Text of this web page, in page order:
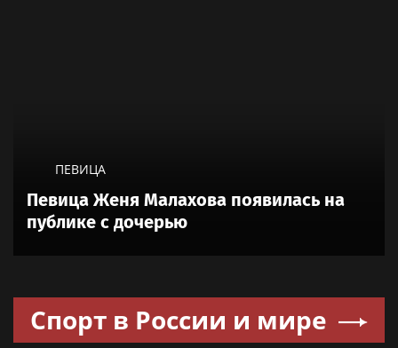
ПЕВИЦА
Певица Женя Малахова появилась на
публике с дочерью
Спорт в России и мире